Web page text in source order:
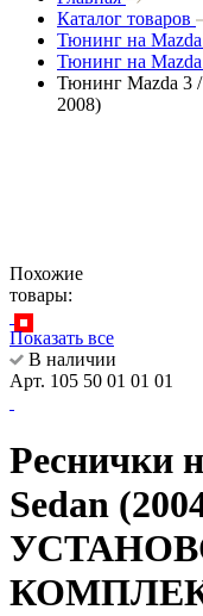
Каталог товаров
Тюнинг на Mazda
Тюнинг на
Тюнинг Mazda 3 /
2008)
Похожие
товары:
Показать все
В наличии
Арт. 105 50 01 01 01
Реснички
Sedan